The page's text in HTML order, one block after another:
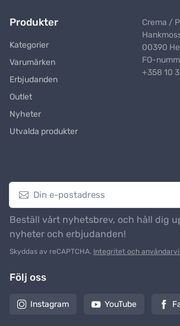
Produkter
Kategorier
Varumärken
Erbjudanden
Outlet
Nyheter
Utvalda produkter
Crema /
00390
FO-
+358 10
Beställ vårt nyhetsbrev, och håll dig
nyheter och erbjudanden!
Skyddas av reCAPTCHA. Integritet och
Följ oss
Instagram YouTube